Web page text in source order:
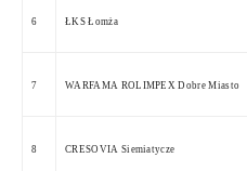
6 ŁKS Łomża
7 WARFAMA ROLIMPEX Dobre Miasto
8 CRESOVIA Siemiatycze